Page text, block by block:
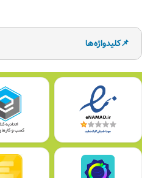
📌کلیدواژه‌ها